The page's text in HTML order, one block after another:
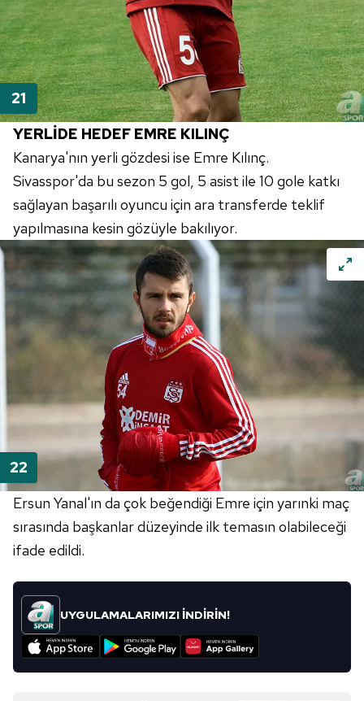
YERLİDE HEDEF EMRE KILINÇ
Kanarya'nın yerli gözdesi ise Emre Kılınç.
Sivasspor'da bu sezon 5 gol, 5 asist ile 10 gole katkı
sağlayan başarılı oyuncu için ara transferde teklif
yapılmasına kesin gözüyle bakılıyor.
Ersun Yanal'ın da çok beğendiği Emre için yarınki maç
sırasında başkanlar düzeyinde ilk temasın olabileceği
ifade edildi.
UYGULAMALARIMIZI İNDİRİN!